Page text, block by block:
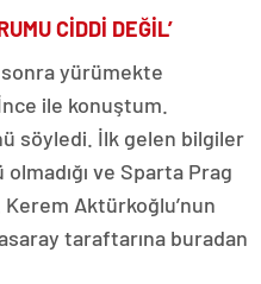
CİDDİ DEĞİL’
yürümekte
ile konuştum.
söyledi. İlk gelen bilgiler
ve Sparta Prag
Aktürkoğlu’nun
taraftarına buradan